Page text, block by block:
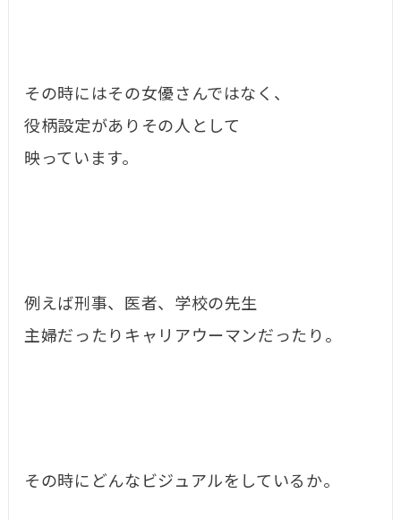
その時にはその女優さんではなく、
役柄設定がありその人として
映っています。
例えば刑事、医者、学校の先生
主婦だったりキャリアウーマンだったり。
その時にどんなビジュアルをしているか。